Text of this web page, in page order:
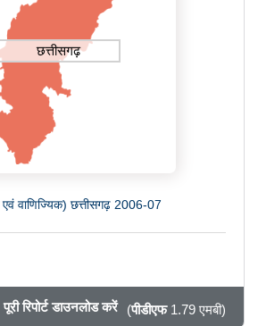
छत्तीसगढ़
एवं वाणिज्यिक) छत्तीसगढ़ 2006-07
पूरी रिपोर्ट डाउनलोड करें (पीडीएफ1.79 एमबी)